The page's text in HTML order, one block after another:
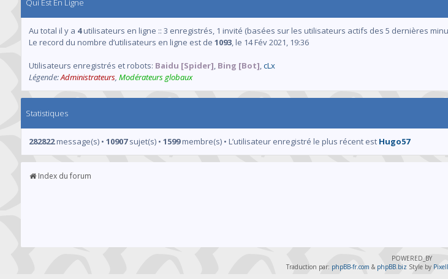
Qui Est En Ligne
Au total il y a 4utilisateurs en ligne :: 3 enregistrés, 1 invité (basées sur les utilisateurs actifs des 5 dernières
Le record du nombre d’utilisateurs en ligne est de 1093, le 14 Fév 2021, 19:36
Utilisateurs enregistrés et robots: Baidu [Spider], Bing [Bot],cLx
Légende:Administrateurs, Modérateurs globaux
Statistiques
282822message(s) • 10907sujet(s) • 1599membre(s) • L’utilisateur enregistré le plus récent est Hugo57
Index du forum
POWERED_BY
Traduction par: phpBB-fr.com & phpBB.biz Style by